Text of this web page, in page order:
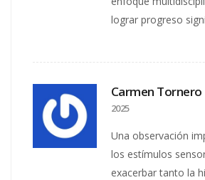
lograr progreso
Carmen Tornero
2025
Una observación
los estímulos
exacerbar tanto la